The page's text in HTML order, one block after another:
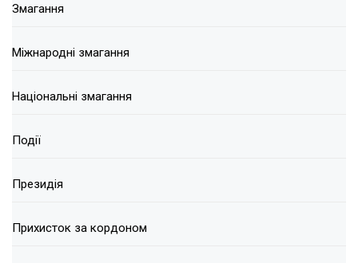
Змагання
Міжнародні змагання
Національні змагання
Події
Президія
Прихисток за кордоном